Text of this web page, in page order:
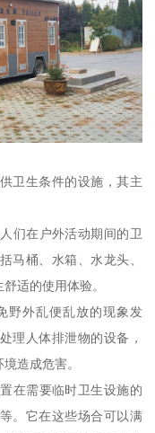
卫生条件的设施，其主
们在户外活动期间的卫
马桶、水箱、水龙头、
适的使用体验。
野外乱便乱放的现象发
理人体排泄物的设备，
造成危害。
在需要临时卫生设施的
。它在这些场合可以满